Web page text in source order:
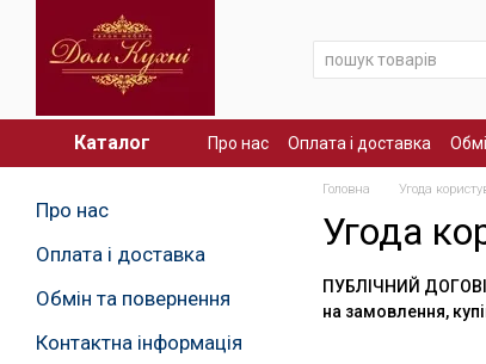
Перейти до основного контенту
Каталог Про нас Оплата і доставка
Головна Угода
Угода
ПУБЛІЧНИЙ
на замовлення,
Про нас
Оплата і доставка
Обмін та повернення
Контактна інформація